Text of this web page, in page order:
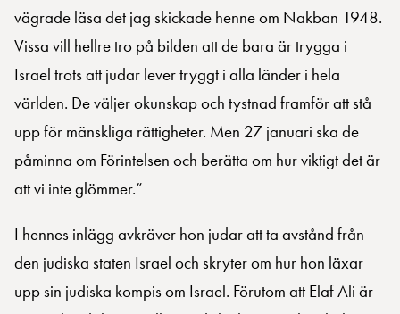
vägrade läsa det jag skickade henne om Nakban 1948.
Vissa vill hellre tro på bilden att de bara är trygga i
Israel trots att judar lever tryggt i alla länder i hela
världen. De väljer okunskap och tystnad framför att stå
upp för mänskliga rättigheter. Men 27 januari ska de
påminna om Förintelsen och berätta om hur viktigt det är
att vi inte glömmer.”
I hennes inlägg avkräver hon judar att ta avstånd från
den judiska staten Israel och skryter om hur hon läxar
upp sin judiska kompis om Israel. Förutom att Elaf Ali är